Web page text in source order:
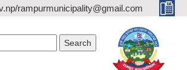
rampurmunicipality@gmail.com